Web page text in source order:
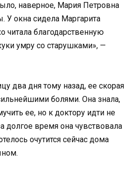
наверное, Мария Петровна
У окна сидела Маргарита
читала благодарственную
умру со старушками», —
два дня тому назад, ее скорая
болями. Она знала,
ее, но к доктору идти не
долгое время она чувствовала
очутится сейчас дома